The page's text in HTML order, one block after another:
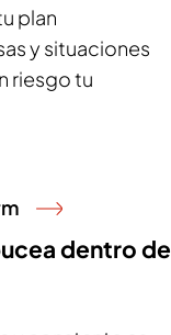
plan
y situaciones
riesgo tu
dentro de